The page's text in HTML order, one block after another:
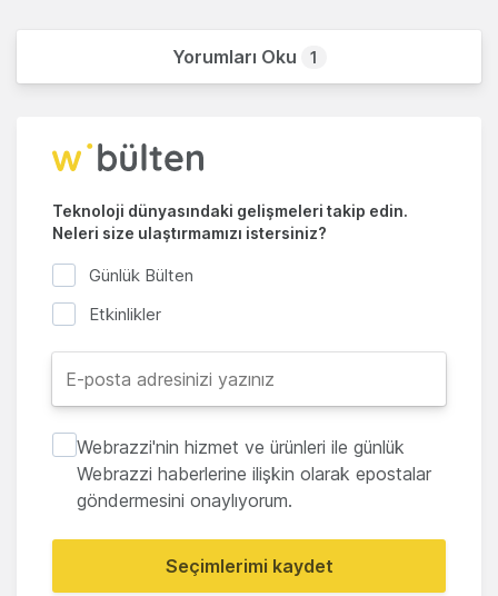
Yorumları Oku 1
Teknoloji dünyasındaki gelişmeleri takip edin.
Neleri size ulaştırmamızı istersiniz?
Günlük Bülten
Etkinlikler
Webrazzi'nin hizmet ve ürünleri ile günlük
Webrazzi haberlerine ilişkin olarak epostalar
göndermesini onaylıyorum.
Seçimlerimi kaydet